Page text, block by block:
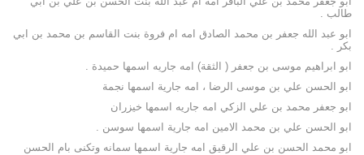
طالب .
ابو عبد الله جعفر بن محمد الصادق امه ام فروة بنت القاسم بن محمد بن ابي
بكر .
ابو ابراهيم موسى بن جعفر ( الثقة) امه جاريه اسمها حميدة .
ابو الحسن علي بن موسى الرضا ، امه جارية اسمها نجمة
ابو جعفر محمد بن علي الزكي امه جاريه اسمها خيزران
ابو الحسن علي بن محمد الامين امه جارية اسمها سوسن .
ابو محمد الحسن بن علي الرقيق امه جارية اسمها سمانه وتكنى بام الحسن